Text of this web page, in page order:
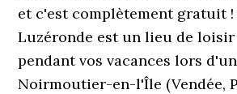
et c'est complètement gratuit !
Luzéronde est un lieu de
pendant vos vacances lors
Noirmoutier-en-l'Île (Vendée,